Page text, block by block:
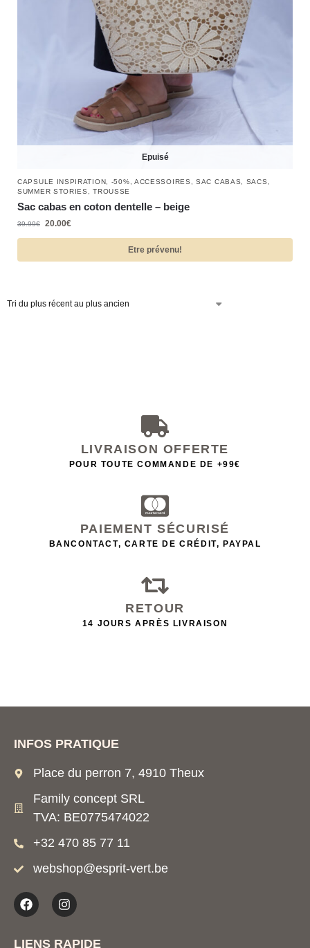
Epuisé
CAPSULE INSPIRATION -50% ACCESSOIRES ,SAC CABAS SACS
SUMMER STORIES
,TROUSSE
Sac cabas en coton dentelle – beige
39.99€ 20.00€
Etre prévenu!
LIVRAISON OFFERTE
POUR TOUTE COMMANDE DE +99€
PAIEMENT SÉCURISÉ
BANCONTACT, CARTE DE CRÉDIT, PAYPAL
RETOUR
14 JOURS APRÈS LIVRAISON
INFOS PRATIQUE
Place du perron 7, 4910 Theux
Family concept SRL
TVA: BE0775474022
+32 470 85 77 11
webshop@esprit-vert.be
LIENS RAPIDE